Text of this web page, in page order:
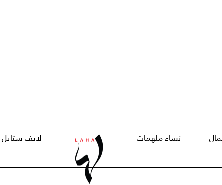
نساء ملهمات لايف ستايل